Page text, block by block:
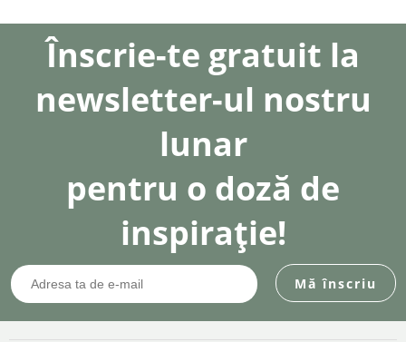
Înscrie-te gratuit la
newsletter-ul nostru
lunar
pentru o doză de
inspirație!